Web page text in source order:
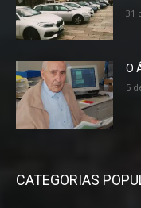
31
O
5
CATEGORIAS